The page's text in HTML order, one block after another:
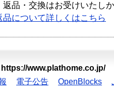
返品・交換はお受けいたし
品について詳しくはこちら
https://www.plathome.co.jp/
電子公告 OpenBlocks